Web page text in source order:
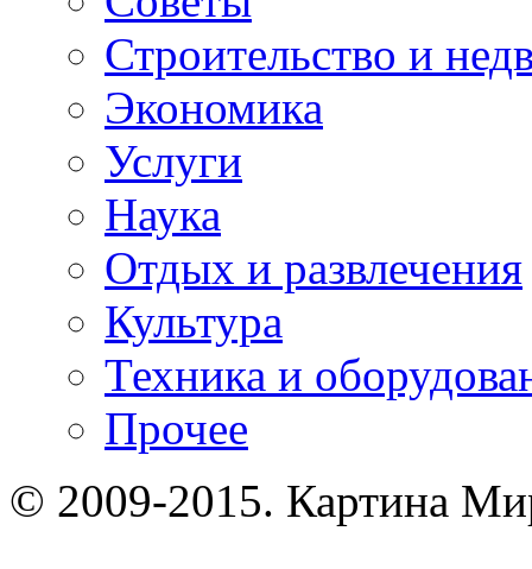
Строительство и
Экономика
Услуги
Наука
Отдых и развлечения
Культура
Техника и
Прочее
© 2009-2015. Картина